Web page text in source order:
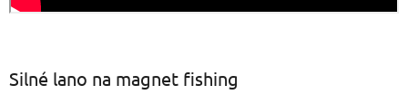
Silné lano na magnet fishing